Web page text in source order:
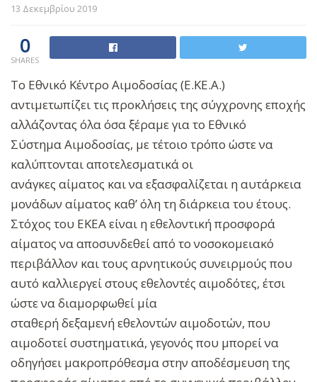
13 Δεκεμβρίου 2019
0
SHARES
Το Εθνικό Κέντρο Αιμοδοσίας (Ε.ΚΕ.Α.)
αντιμετωπίζει τις προκλήσεις της σύγχρονης εποχής
αλλάζοντας όλα όσα ξέραμε για το Εθνικό
Σύστημα Αιμοδοσίας, με τέτοιο τρόπο ώστε να
καλύπτονται αποτελεσματικά οι
ανάγκες αίματος και να εξασφαλίζεται η αυτάρκεια
μονάδων αίματος καθ’ όλη τη διάρκεια του έτους.
Στόχος του ΕΚΕΑ είναι η εθελοντική προσφορά
αίματος να αποσυνδεθεί από το νοσοκομειακό
περιβάλλον και τους αρνητικούς συνειρμούς που
αυτό καλλιεργεί στους εθελοντές αιμοδότες, έτσι
ώστε να διαμορφωθεί μία
σταθερή δεξαμενή εθελοντών αιμοδοτών, που
αιμοδοτεί συστηματικά, γεγονός που μπορεί να
οδηγήσει μακροπρόθεσμα στην αποδέσμευση της